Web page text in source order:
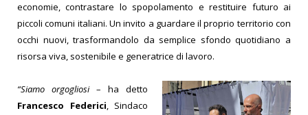
economie, contrastare lo spopolamento e restituire futuro ai
piccoli comuni italiani. Un invito a guardare il proprio territorio con
occhi nuovi, trasformandolo da semplice sfondo quotidiano a
risorsa viva, sostenibile e generatrice di lavoro.
“Siamo orgogliosi– ha detto
Francesco Federici, Sindaco